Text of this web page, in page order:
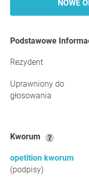
NOWE
Podstawowe
Rezydent
Uprawniony do
głosowania
Kworum
opetition kworum
(podpisy)